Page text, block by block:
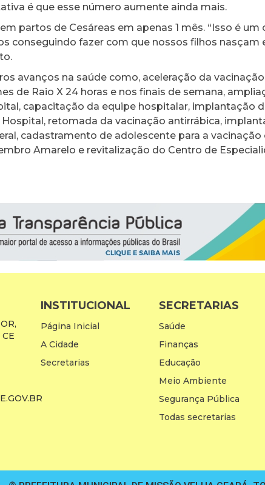
é que esse número aumente ainda mais.
partos de Cesáreas em apenas 1 mês. “Isso é um
conseguindo fazer com que nossos filhos nasçam
avanços na saúde como, aceleração da
de Raio X 24 horas e nos finais de semana,
capacitação da equipe hospitalar, implantação
retomada da vacinação antirrábica,
cadastramento de adolescente para a vacinação
Amarelo e revitalização do Centro de
INSTITUCIONAL
Página Inicial
A Cidade
Secretarias
SECRETARIAS
Saúde
Finanças
Educação
Meio Ambiente
Segurança Pública
Todas secretarias